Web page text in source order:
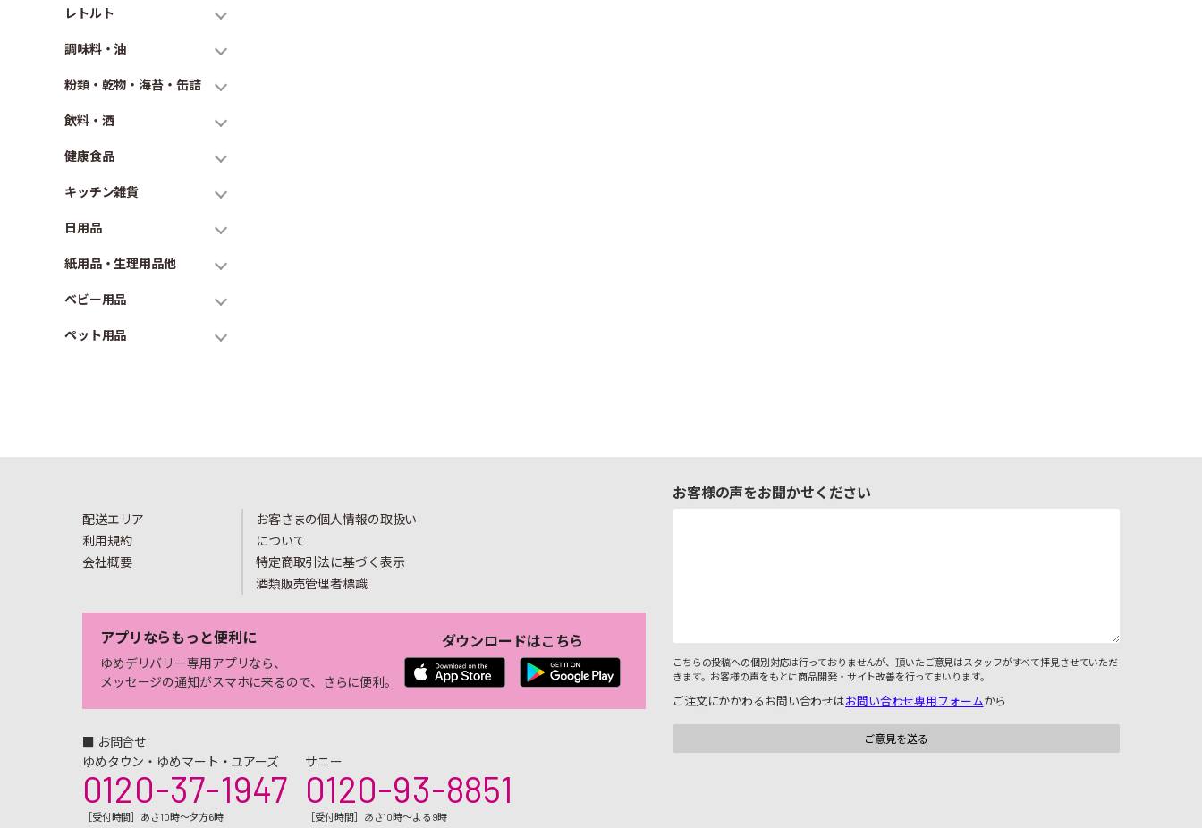
レトルト
調味料・油
粉類・乾物・海苔・缶詰
飲料・酒
健康食品
キッチン雑貨
日用品
紙用品・生理用品他
ベビー用品
ペット用品
配送エリア
利用規約
会社概要
お客さまの個人情報の取扱い
について
特定商取引法に基づく表示
酒類販売管理者標識
アプリならもっと便利に
ゆめデリバリー専用アプリなら、
メッセージの通知がスマホに来るので、さらに便利。
ダウンロードはこちら
■ お問合せ
ゆめタウン・ゆめマート・ユアーズ
0120-37-1947
［受付時間］あさ10時～夕方6時
サニー
0120-93-8851
［受付時間］あさ10時～よる9時
お客様の声をお聞かせください
こちらの投稿への個別対応は行っておりませんが、頂いたご意見はスタッフがすべて拝見させていただ
きます。お客様の声をもとに商品開発・サイト改善を行ってまいります。
ご注文にかかわるお問い合わせはお問い合わせ専用フォームから